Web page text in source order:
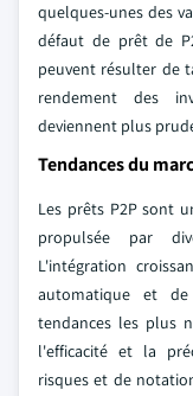
quelques-unes des
défaut de prêt de
peuvent résulter de
rendement des
deviennent plus
Tendances du
Les prêts P2P sont
propulsée par
L'intégration
automatique et
tendances les plus
l'efficacité et la
risques et de